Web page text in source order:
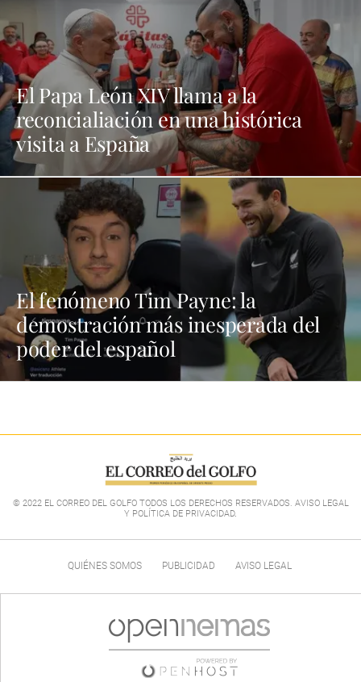
El Papa León XIV llama a la
reconcialiación en una histórica
visita a España
El fenómeno Tim Payne: la
demostración más inesperada del
poder del español
© 2022 EL CORREO DEL GOLFO TODOS LOS DERECHOS RESERVADOS. AVISO LEGAL
Y POLÍTICA DE PRIVACIDAD.
QUIÉNES SOMOS PUBLICIDAD AVISO LEGAL